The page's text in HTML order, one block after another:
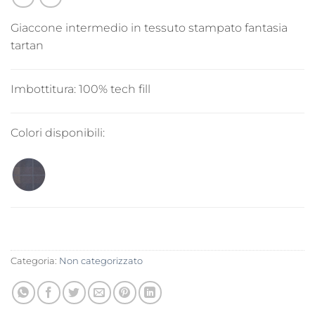
Giaccone intermedio in tessuto stampato fantasia
tartan
Imbottitura: 100% tech fill
Colori disponibili:
Categoria: Non categorizzato